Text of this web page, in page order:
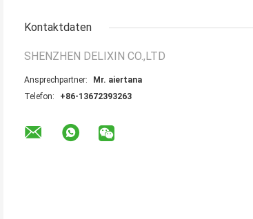
Kontaktdaten
SHENZHEN DELIXIN CO.,LTD
Ansprechpartner:
Mr. aiertana
Telefon:
+86-13672393263